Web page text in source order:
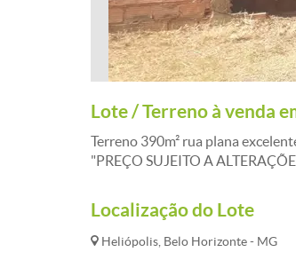
Lote / Terreno à venda
Terreno 390m² rua plana
"PREÇO SUJEITO A
Localização do Lote
Heliópolis, Belo Horizonte - MG